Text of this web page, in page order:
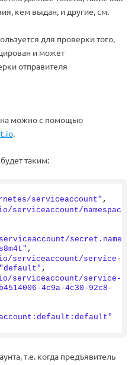
кем выдан, и другие, см.
для проверки того,
и может
отправителя
можно с помощью
.
таким:
serviceaccount" ,
serviceaccount/namespace"
secret.name"
,
serviceaccount/service-
"default" ,
serviceaccount/service-
4c9a-4c30-92c8-
т.е. когда предъявитель